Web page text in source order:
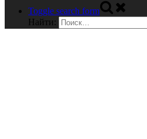
Toggle search form
Найти: